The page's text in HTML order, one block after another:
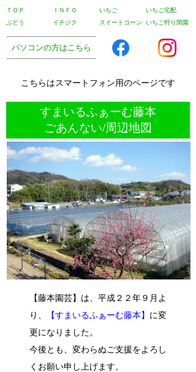
ＴＯＰ ＩＮＦＯ いちご
いちご宅配
ぶどう
イチジク スイートコーン いちご狩り閉園
パソコンの方はこちら
こちらはスマートフォン用のページです
すまいるふぁーむ藤本
ごあんない/周辺地図
【藤本園芸】は、平成２２年９月よ
り、
【すまいるふぁーむ藤本】 に変
更になりました。
今後とも、変わらぬご支援をよろし
くお願い申し上げます。